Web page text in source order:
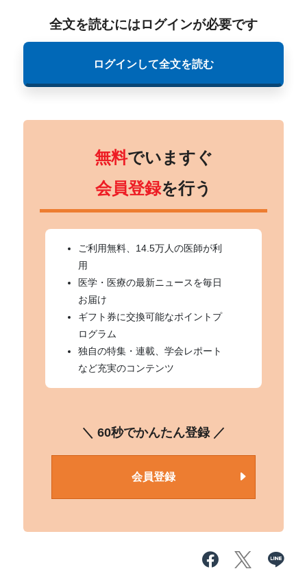
全文を読むにはログインが必要です
ログインして全文を読む
無料でいますぐ
会員登録を行う
ご利用無料、14.5万人の医師が利
用
医学・医療の最新ニュースを毎日
お届け
ギフト券に交換可能なポイントプ
ログラム
独自の特集・連載、学会レポート
など充実のコンテンツ
＼ 60秒でかんたん登録 ／
会員登録